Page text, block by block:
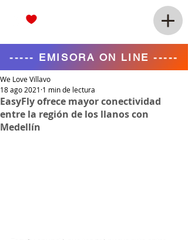
----- EMISORA ON LINE -----
EasyFly ofrece mayor conectividad
entre la región de los llanos con
Medellín
We Love Villavo
18 ago 2021 1 min de lectura